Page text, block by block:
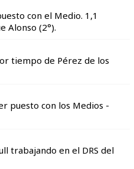
con el Medio. 1,1
Alonso (2°).
tiempo de Pérez de los
puesto con los Medios -
trabajando en el DRS del